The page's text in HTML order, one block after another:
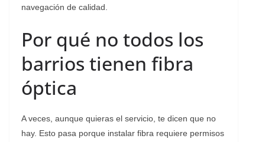
navegación de calidad.
Por qué no todos los
barrios tienen fibra
óptica
A veces, aunque quieras el servicio, te dicen que no
hay. Esto pasa porque instalar fibra requiere permisos